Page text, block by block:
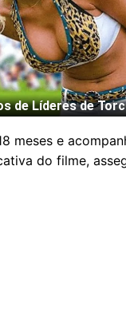
meses e
do filme,